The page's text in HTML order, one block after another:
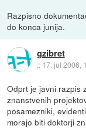
Razpisno
do konca junija.
gzibret
:: 17. jul 2006,
Odprt je javni razpis
znanstvenih
posamezniki,
morajo biti doktorji